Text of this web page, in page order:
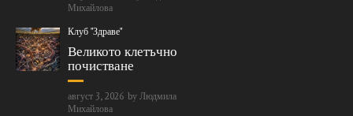
Михайлова
Клуб "Здраве"
Великото клетъчно
почистване
август 3, 2026 by Людмила
Михайлова